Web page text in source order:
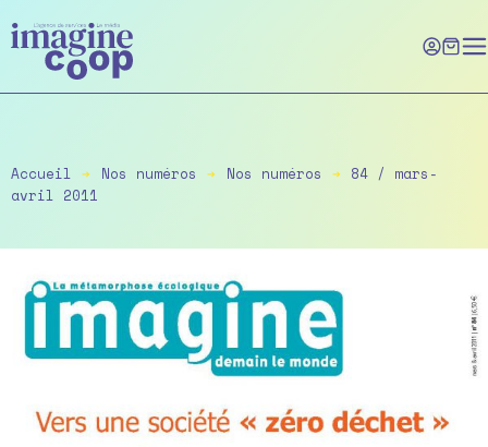
to
the
content
Accueil ➔ Nos numéros ➔ Nos numéros ➔ 84 / mars-
avril 2011